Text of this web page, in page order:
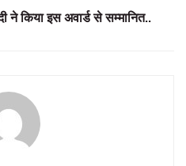
ने किया इस अवार्ड से सम्मानित..